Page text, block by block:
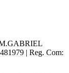
| Reg. Com: